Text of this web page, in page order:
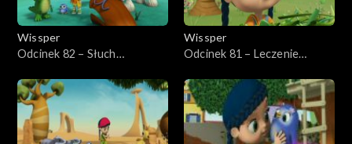
Wissper
Odcinek 82 – Słuch
Wissper
Odcinek 81 – Leczenie